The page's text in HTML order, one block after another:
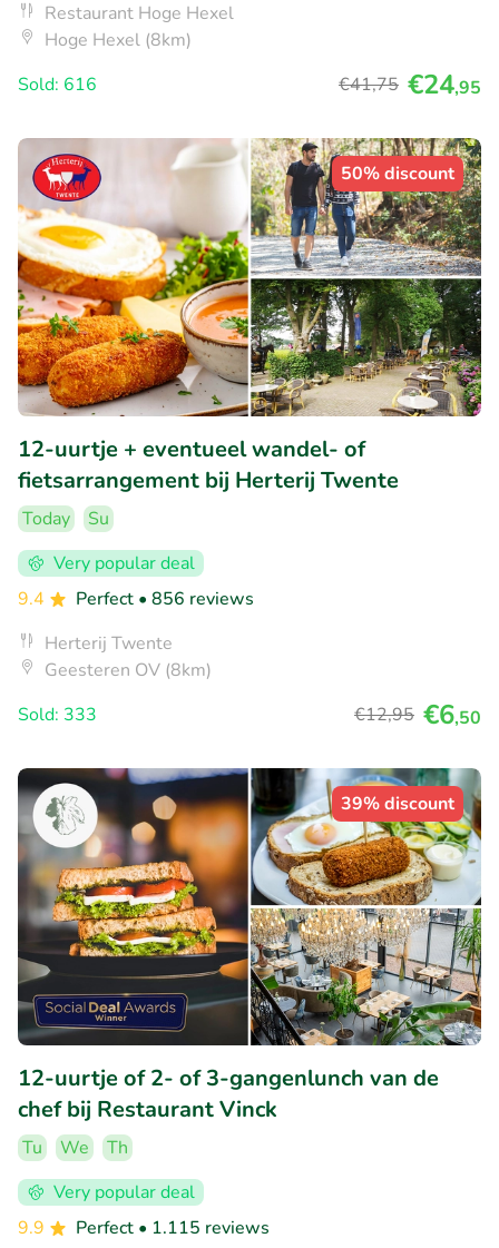
Restaurant Hoge Hexel
Hoge Hexel (8km)
Sold: 616
€41,75 €24,95
50% discount
12-uurtje + eventueel wandel- of
fietsarrangement bij Herterij Twente
Today
Su
Very popular deal
9.4
Perfect • 856 reviews
Herterij Twente
Geesteren OV (8km)
Sold: 333
€12,95 €6,50
39% discount
12-uurtje of 2- of 3-gangenlunch van de
chef bij Restaurant Vinck
Tu We
Th
Very popular deal
9.9
Perfect • 1.115 reviews